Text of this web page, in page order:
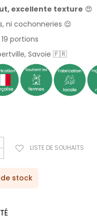
excellente texture 😍
ni cochonneries 😌
portions
Savoie 🇫🇷
LISTE DE SOUHAITS
stock